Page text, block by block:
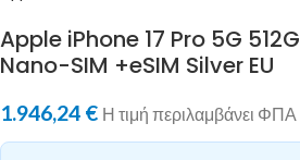
Apple iPhone 17 Pro 5G
Nano-SIM +eSIM Silver EU
1.946,24 € Η τιμή περιλαμβάνει ΦΠΑ